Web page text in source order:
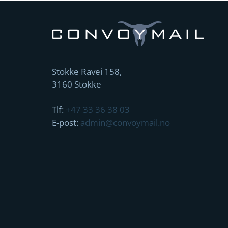
Stokke Ravei 158,
3160 Stokke
Tlf: +47 33 36 38 03
E-post: admin@convoymail.no